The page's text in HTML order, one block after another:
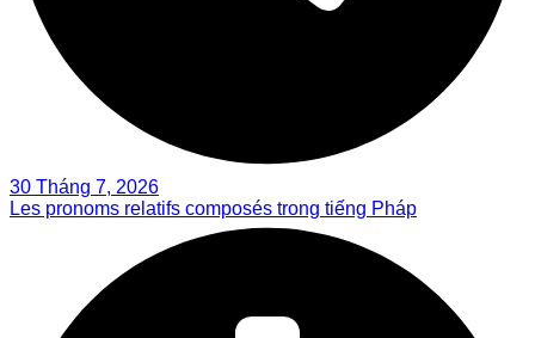
30 Tháng 7, 2026
Les pronoms relatifs composés trong tiếng Pháp